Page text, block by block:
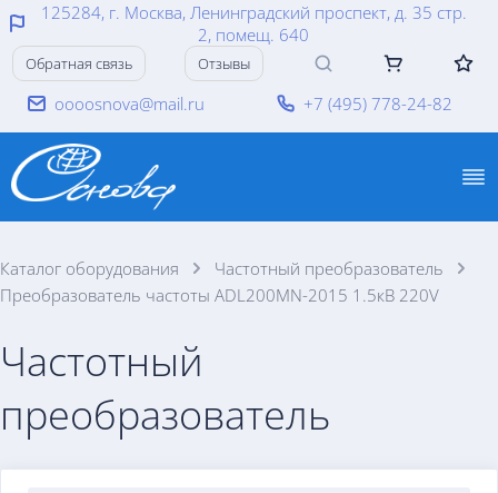
125284, г. Москва, Ленинградский проспект, д. 35 стр.
2, помещ. 640
oooosnova@mail.ru +7 (495) 778-24-82
Обратная связь Отзывы
Каталог оборудования
Частотный преобразователь
Преобразователь частоты ADL200MN-2015 1.5кВ 220V
Частотный
преобразователь